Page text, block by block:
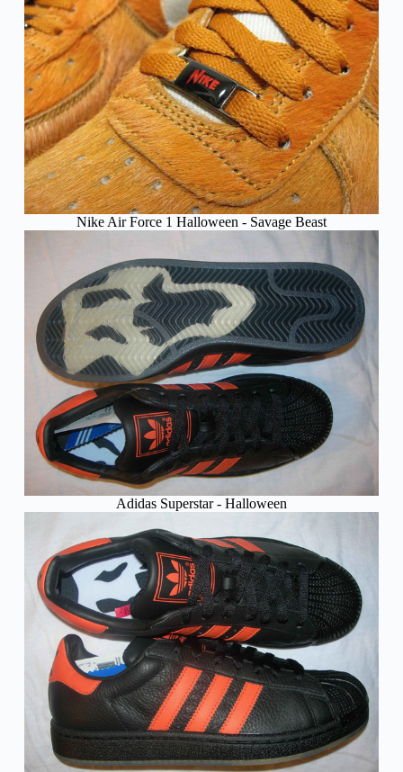
Nike Air Force 1 Halloween - Savage Beast
Adidas Superstar - Halloween